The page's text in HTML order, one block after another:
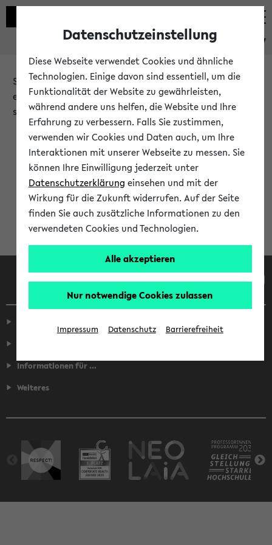
eKVV
Sie möchten auf eine eKVV Funktion zugreifen, die Ihnen
erst nach einer Anmeldung am System zur Verfügung
steht.
Bitte melden Sie sich an:
Anmeldung am eKVV
Informationen für ...
Weiteres
Datenschutzeinstellung
Diese Webseite verwendet Cookies und ähnliche
Technologien. Einige davon sind essentiell, um die
Funktionalität der Website zu gewährleisten,
während andere uns helfen, die Website und Ihre
Erfahrung zu verbessern. Falls Sie zustimmen,
verwenden wir Cookies und Daten auch, um Ihre
Interaktionen mit unserer Webseite zu messen. Sie
können Ihre Einwilligung jederzeit unter
Datenschutzerklärung einsehen und mit der
Wirkung für die Zukunft widerrufen. Auf der Seite
finden Sie auch zusätzliche Informationen zu den
verwendeten Cookies und Technologien.
Alle akzeptieren
Nur notwendige Cookies zulassen
Impressum Datenschutz Barrierefreiheit